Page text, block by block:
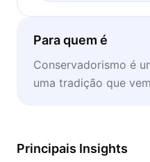
Para quem é
Conservadorismo é
uma tradição que
Principais Insights